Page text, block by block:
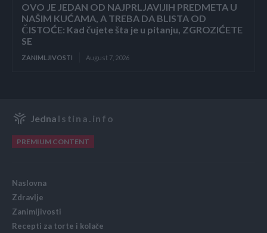
OVO JE JEDAN OD NAJPRLJAVIJIH PREDMETA U
NAŠIM KUĆAMA, A TREBA DA BLISTA OD
ČISTOĆE: Kad čujete šta je u pitanju, ZGROZIĆETE
SE
ZANIMLJIVOSTI August 7, 2026
Jedna Istina.info
PREMIUM CONTENT
Naslovna
Zdravlje
Zanimljivosti
Recepti za torte i kolače